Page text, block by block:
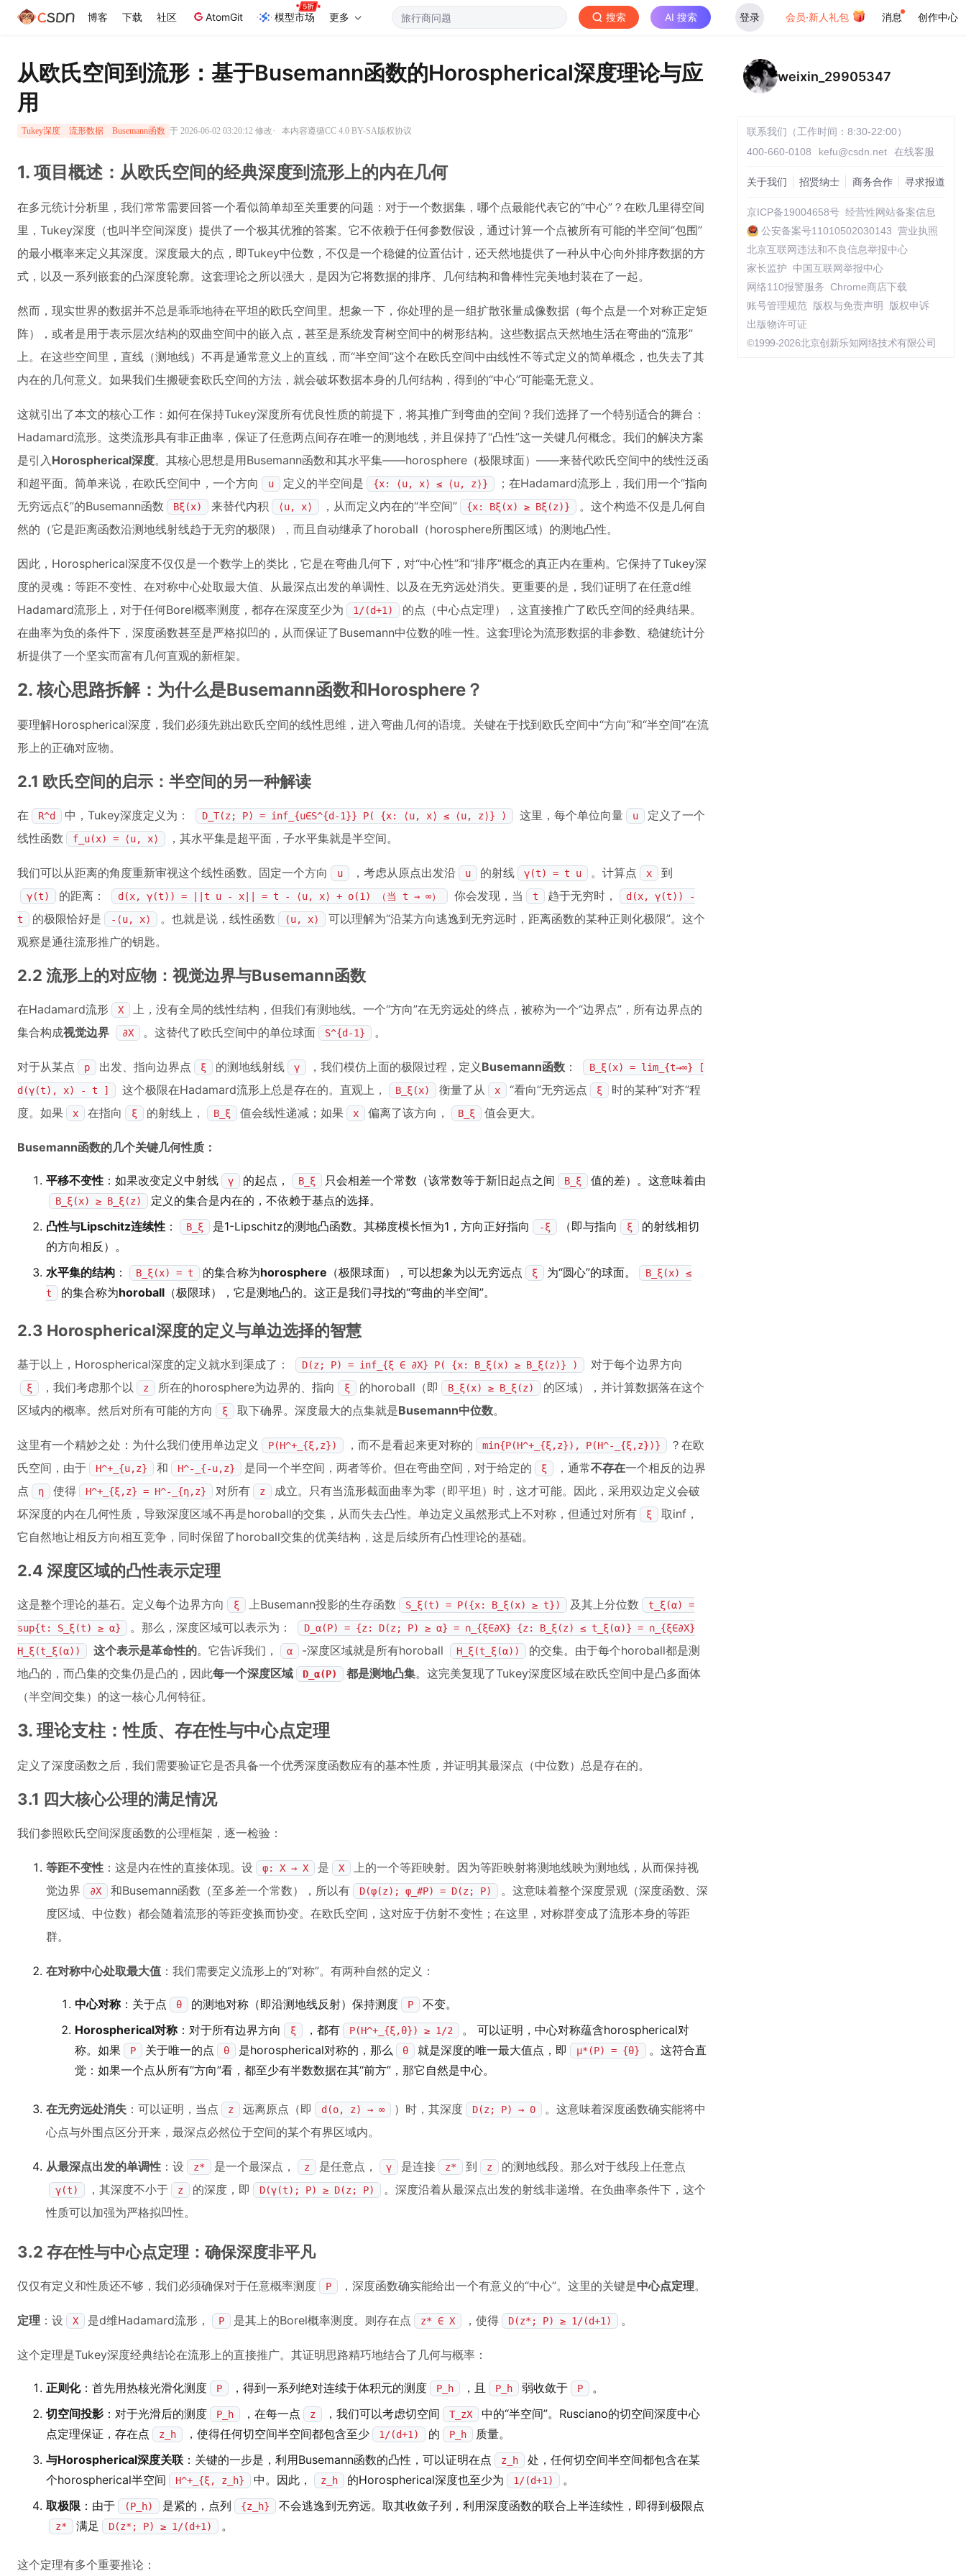
博客 下载 社区 AtomGit 模型市场 更多 搜索 AI 搜索 登录 会员·新人礼包 消息 创作中心
从欧氏空间到流形：基于Busemann函数的Horospherical深度理论与应
用
Tukey深度 流形数据 Busemann函数 于 2026-06-02 03:20:12 修改· 本内容遵循CC 4.0 BY-SA版权协议
1. 项目概述：从欧氏空间的经典深度到流形上的内在几何
在多元统计分析里，我们常常需要回答一个看似简单却至关重要的问题：对于一个数据集，哪个点最能代表它的“中心”？在欧几里得空间
里，Tukey深度（也叫半空间深度）提供了一个极其优雅的答案。它不依赖于任何参数假设，通过计算一个点被所有可能的半空间“包围”
的最小概率来定义其深度。深度最大的点，即Tukey中位数，不仅是一个稳健的位置估计，还天然地提供了一种从中心向外排序数据的方
式，以及一系列嵌套的凸深度轮廓。这套理论之所以强大，是因为它将数据的排序、几何结构和鲁棒性完美地封装在了一起。
然而，现实世界的数据并不总是乖乖地待在平坦的欧氏空间里。想象一下，你处理的是一组扩散张量成像数据（每个点是一个对称正定矩
阵），或者是用于表示层次结构的双曲空间中的嵌入点，甚至是系统发育树空间中的树形结构。这些数据点天然地生活在弯曲的“流形”
上。在这些空间里，直线（测地线）不再是通常意义上的直线，而“半空间”这个在欧氏空间中由线性不等式定义的简单概念，也失去了其
内在的几何意义。如果我们生搬硬套欧氏空间的方法，就会破坏数据本身的几何结构，得到的“中心”可能毫无意义。
这就引出了本文的核心工作：如何在保持Tukey深度所有优良性质的前提下，将其推广到弯曲的空间？我们选择了一个特别适合的舞台：
Hadamard流形。这类流形具有非正曲率，保证了任意两点间存在唯一的测地线，并且保持了“凸性”这一关键几何概念。我们的解决方案
是引入Horospherical深度。其核心思想是用Busemann函数和其水平集——horosphere（极限球面）——来替代欧氏空间中的线性泛函
和超平面。简单来说，在欧氏空间中，一个方向
u 定义的半空间是 {x: ⟨u, x⟩ ≤ ⟨u, z⟩}
；在Hadamard流形上，我们用一个“指向
无穷远点ξ”的Busemann函数
Bξ(x) 来替代内积 ⟨u, x⟩ ，从而定义内在的“半空间” {x: Bξ(x) ≥ Bξ(z)}
。这个构造不仅是几何自
然的（它是距离函数沿测地线射线趋于无穷的极限），而且自动继承了horoball（horosphere所围区域）的测地凸性。
因此，Horospherical深度不仅仅是一个数学上的类比，它是在弯曲几何下，对“中心性”和“排序”概念的真正内在重构。它保持了Tukey深
度的灵魂：等距不变性、在对称中心处取最大值、从最深点出发的单调性、以及在无穷远处消失。更重要的是，我们证明了在任意d维
Hadamard流形上，对于任何Borel概率测度，都存在深度至少为
1/(d+1)
的点（中心点定理），这直接推广了欧氏空间的经典结果。
在曲率为负的条件下，深度函数甚至是严格拟凹的，从而保证了Busemann中位数的唯一性。这套理论为流形数据的非参数、稳健统计分
析提供了一个坚实而富有几何直观的新框架。
2. 核心思路拆解：为什么是Busemann函数和Horosphere？
要理解Horospherical深度，我们必须先跳出欧氏空间的线性思维，进入弯曲几何的语境。关键在于找到欧氏空间中“方向”和“半空间”在流
形上的正确对应物。
2.1 欧氏空间的启示：半空间的另一种解读
在 R^d 中，Tukey深度定义为： D_T(z; P) = inf_{u∈S^{d-1}} P( {x: ⟨u, x⟩ ≤ ⟨u, z⟩} ) 这里，每个单位向量 u
定义了一个
线性函数
f_u(x) = ⟨u, x⟩ ，其水平集是超平面，子水平集就是半空间。
我们可以从距离的角度重新审视这个线性函数。固定一个方向 u ，考虑从原点出发沿 u 的射线 γ(t) = t u 。计算点 x 到
γ(t) 的距离： d(x, γ(t)) = ||t u - x|| = t - ⟨u, x⟩ + o(1) （当 t → ∞） 你会发现，当 t 趋于无穷时，
d(x, γ(t)) -
t
的极限恰好是 -⟨u, x⟩ 。也就是说，线性函数 ⟨u, x⟩
可以理解为“沿某方向逃逸到无穷远时，距离函数的某种正则化极限”。这个
观察是通往流形推广的钥匙。
2.2 流形上的对应物：视觉边界与Busemann函数
在Hadamard流形 X
上，没有全局的线性结构，但我们有测地线。一个“方向”在无穷远处的终点，被称为一个“边界点”，所有边界点的
集合构成视觉边界 ∂X 。这替代了欧氏空间中的单位球面 S^{d-1} 。
对于从某点 p 出发、指向边界点 ξ 的测地线射线 γ ，我们模仿上面的极限过程，定义 Busemann函数 ：
B_ξ(x) = lim_{t→∞} [
d(γ(t), x) - t ]
这个极限在Hadamard流形上总是存在的。直观上， B_ξ(x) 衡量了从 x “看向”无穷远点 ξ
时的某种“对齐”程
度。如果
x 在指向 ξ 的射线上， B_ξ 值会线性递减；如果 x 偏离了该方向， B_ξ 值会更大。
Busemann函数的几个关键几何性质：
平移不变性 ：如果改变定义中射线 γ 的起点， B_ξ 只会相差一个常数（该常数等于新旧起点之间 B_ξ 值的差）。这意味着由
B_ξ(x) ≥ B_ξ(z)
定义的集合是内在的，不依赖于基点的选择。
凸性与Lipschitz连续性 ： B_ξ 是1-Lipschitz的测地凸函数。其梯度模长恒为1，方向正好指向 -ξ （即与指向 ξ
的射线相切
的方向相反）。
水平集的结构 ： B_ξ(x) = t 的集合称为horosphere （极限球面），可以想象为以无穷远点 ξ 为“圆心”的球面。
B_ξ(x) ≤
t
的集合称为horoball （极限球），它是测地凸的。这正是我们寻找的“弯曲的半空间”。
2.3 Horospherical深度的定义与单边选择的智慧
基于以上，Horospherical深度的定义就水到渠成了： D(z; P) = inf_{ξ ∈ ∂X} P( {x: B_ξ(x) ≥ B_ξ(z)} ) 对于每个边界方向
ξ ，我们考虑那个以 z 所在的horosphere为边界的、指向 ξ 的horoball（即 B_ξ(x) ≥ B_ξ(z)
的区域），并计算数据落在这个
区域内的概率。然后对所有可能的方向
ξ 取下确界。深度最大的点集就是Busemann中位数。
这里有一个精妙之处：为什么我们使用单边定义 P(H^+_{ξ,z}) ，而不是看起来更对称的 min{P(H^+_{ξ,z}), P(H^-_{ξ,z})}
？在欧
氏空间，由于
H^+_{u,z} 和 H^-_{-u,z} 是同一个半空间，两者等价。但在弯曲空间，对于给定的 ξ ，通常不存在一个相反的边界
点
η 使得 H^+_{ξ,z} = H^-_{η,z} 对所有 z
成立。只有当流形截面曲率为零（即平坦）时，这才可能。因此，采用双边定义会破
坏深度的内在几何性质，导致深度区域不再是horoball的交集，从而失去凸性。单边定义虽然形式上不对称，但通过对所有
ξ
取inf，
它自然地让相反方向相互竞争，同时保留了horoball交集的优美结构，这是后续所有凸性理论的基础。
2.4 深度区域的凸性表示定理
这是整个理论的基石。定义每个边界方向 ξ 上Busemann投影的生存函数 S_ξ(t) = P({x: B_ξ(x) ≥ t}) 及其上分位数
t_ξ(α) =
sup{t: S_ξ(t) ≥ α}
。那么，深度区域可以表示为：
D_α(P) = {z: D(z; P) ≥ α} = ∩_{ξ∈∂X} {z: B_ξ(z) ≤ t_ξ(α)} = ∩_{ξ∈∂X}
H_ξ(t_ξ(α))
这个表示是革命性的。它告诉我们， α -深度区域就是所有horoball H_ξ(t_ξ(α))
的交集。由于每个horoball都是测
地凸的，而凸集的交集仍是凸的，因此每一个深度区域 D_α(P) 都是测地凸集。这完美复现了Tukey深度区域在欧氏空间中是凸多面体
（半空间交集）的这一核心几何特征。
3. 理论支柱：性质、存在性与中心点定理
定义了深度函数之后，我们需要验证它是否具备一个优秀深度函数应有的基本性质，并证明其最深点（中位数）总是存在的。
3.1 四大核心公理的满足情况
我们参照欧氏空间深度函数的公理框架，逐一检验：
等距不变性 ：这是内在性的直接体现。设 φ: X → X 是 X
上的一个等距映射。因为等距映射将测地线映为测地线，从而保持视
觉边界
∂X 和Busemann函数（至多差一个常数），所以有 D(φ(z); φ_#P) = D(z; P)
。这意味着整个深度景观（深度函数、深
度区域、中位数）都会随着流形的等距变换而协变。在欧氏空间，这对应于仿射不变性；在这里，对称群变成了流形本身的等距
群。
在对称中心处取最大值 ：我们需要定义流形上的“对称”。有两种自然的定义：
中心对称：关于点 θ 的测地对称（即沿测地线反射）保持测度 P
不变。
Horospherical对称：对于所有边界方向 ξ ，都有 P(H^+_{ξ,θ}) ≥ 1/2
。 可以证明，中心对称蕴含horospherical对
称。如果
P 关于唯一的点 θ 是horospherical对称的，那么 θ 就是深度的唯一最大值点，即 µ*(P) = {θ}
。这符合直
觉：如果一个点从所有“方向”看，都至少有半数数据在其“前方”，那它自然是中心。
在无穷远处消失 ：可以证明，当点 z 远离原点（即 d(o, z) → ∞ ）时，其深度 D(z; P) → 0
。这意味着深度函数确实能将中
心点与外围点区分开来，最深点必然位于空间的某个有界区域内。
从最深点出发的单调性 ：设 z* 是一个最深点， z 是任意点， γ 是连接 z* 到 z 的测地线段。那么对于线段上任意点
γ(t) ，其深度不小于 z 的深度，即 D(γ(t); P) ≥ D(z; P)
。深度沿着从最深点出发的射线非递增。在负曲率条件下，这个
性质可以加强为严格拟凹性。
3.2 存在性与中心点定理：确保深度非平凡
仅仅有定义和性质还不够，我们必须确保对于任意概率测度 P ，深度函数确实能给出一个有意义的“中心”。这里的关键是中心点定理。
定理 ：设 X 是d维Hadamard流形， P 是其上的Borel概率测度。则存在点 z* ∈ X ，使得 D(z*; P) ≥ 1/(d+1) 。
这个定理是Tukey深度经典结论在流形上的直接推广。其证明思路精巧地结合了几何与概率：
正则化：首先用热核光滑化测度 P ，得到一系列绝对连续于体积元的测度 P_h ，且 P_h 弱收敛于 P
。
切空间投影 ：对于光滑后的测度 P_h ，在每一点 z ，我们可以考虑切空间 T_zX
中的“半空间”。Rusciano的切空间深度中心
点定理保证，存在点
z_h ，使得任何切空间半空间都包含至少 1/(d+1) 的 P_h
质量。
与Horospherical深度关联 ：关键的一步是，利用Busemann函数的凸性，可以证明在点 z_h
处，任何切空间半空间都包含在某
个horospherical半空间
H^+_{ξ, z_h} 中。因此， z_h 的Horospherical深度也至少为 1/(d+1)
。
取极限 ：由于 (P_h) 是紧的，点列 {z_h} 不会逃逸到无穷远。取其收敛子列，利用深度函数的联合上半连续性，即得到极限点
z* 满足 D(z*; P) ≥ 1/(d+1) 。
这个定理有多个重要推论：
weixin_29905347
联系我们（工作时间：8:30-22:00）
400-660-0108
kefu@csdn.net 在线客服
关于我们 招贤纳士 商务合作 寻求报道
京ICP备19004658号 经营性网站备案信息
公安备案号11010502030143 营业执照
北京互联网违法和不良信息举报中心
家长监护
中国互联网举报中心
网络110报警服务 Chrome商店下载
账号管理规范
版权与免责声明
版权申诉
出版物许可证
©1999-2026北京创新乐知网络技术有限公司